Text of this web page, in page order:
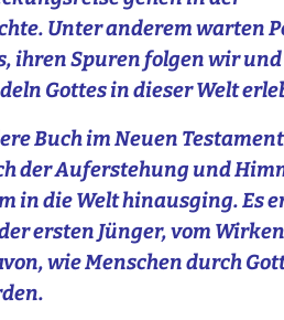
Unter anderem warten
ihren Spuren folgen wir
Gottes in dieser Welt
Buch im Neuen
der Auferstehung und
in die Welt hinausging. Es
ersten Jünger, vom
wie Menschen durch